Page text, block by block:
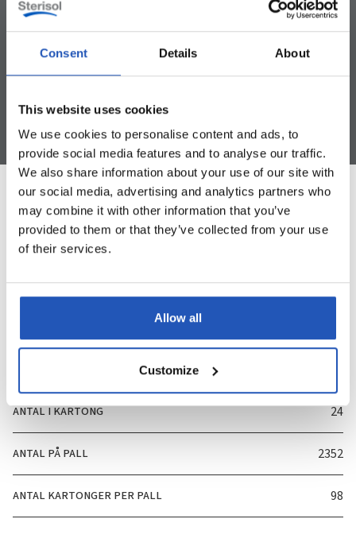
Consent Details About
This website uses cookies
We use cookies to personalise content and ads, to
provide social media features and to analyse our traffic.
We also share information about your use of our site with
our social media, advertising and analytics partners who
may combine it with other information that you’ve
provided to them or that they’ve collected from your use
of their services.
Allow all
Customize
Hygienisk handdesinfektion
Motverkar uttorkning
Kladdfri
Specifikation
ART. NUMMER 4110SV-FI
FÖRPACKNINGSSTORLEK
ANTAL I KARTONG 24
ANTAL PÅ PALL 2352
ANTAL KARTONGER PER PALL 98